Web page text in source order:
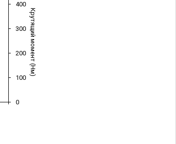
Крутящий момент (Нм)
0
100
200
300
400